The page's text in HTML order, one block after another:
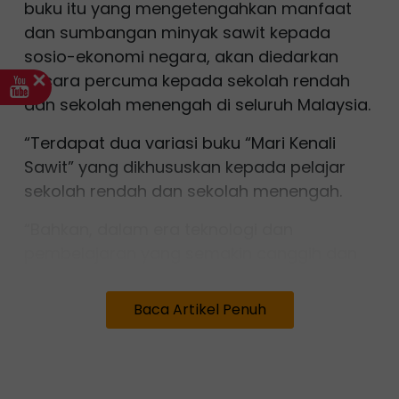
buku itu yang mengetengahkan manfaat
dan sumbangan minyak sawit kepada
sosio-ekonomi negara, akan diedarkan
secara percuma kepada sekolah rendah
dan sekolah menengah di seluruh Malaysia.
“Terdapat dua variasi buku “Mari Kenali
Sawit” yang dikhususkan kepada pelajar
sekolah rendah dan sekolah menengah.
imbasan pada kod QR yang terdapat di
muka hadapan buku bagi pembelajaran
Baca Artikel Penuh